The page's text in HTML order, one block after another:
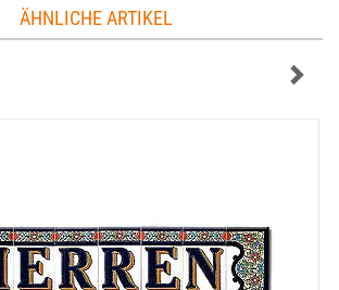
ÄHNLICHE ARTIKEL